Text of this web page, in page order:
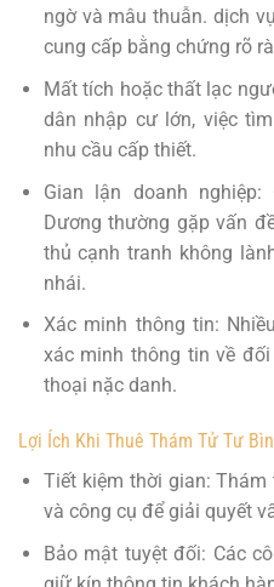
ngờ và mâu thuẫn. dịch
cung cấp bằng chứng rõ
Mất tích hoặc thất lạc
dân nhập cư lớn, việc
nhu cầu cấp thiết.
Gian lận doanh
Dương thường gặp vấn
thủ cạnh tranh không
nhái.
Xác minh thông tin:
xác minh thông tin về
thoại nặc danh.
Lợi Ích Khi Thuê Thám Tử Tư
Tiết kiệm thời gian:
và công cụ để giải quyết
Bảo mật tuyệt đối: Các